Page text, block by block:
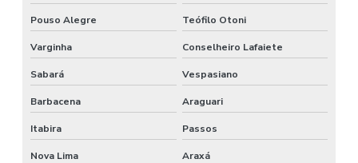
Pouso Alegre Teófilo Otoni
Varginha Conselheiro Lafaiete
Sabará Vespasiano
Barbacena Araguari
Itabira Passos
Nova Lima Araxá